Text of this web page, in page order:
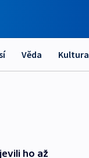
Věda Kultura
ho až